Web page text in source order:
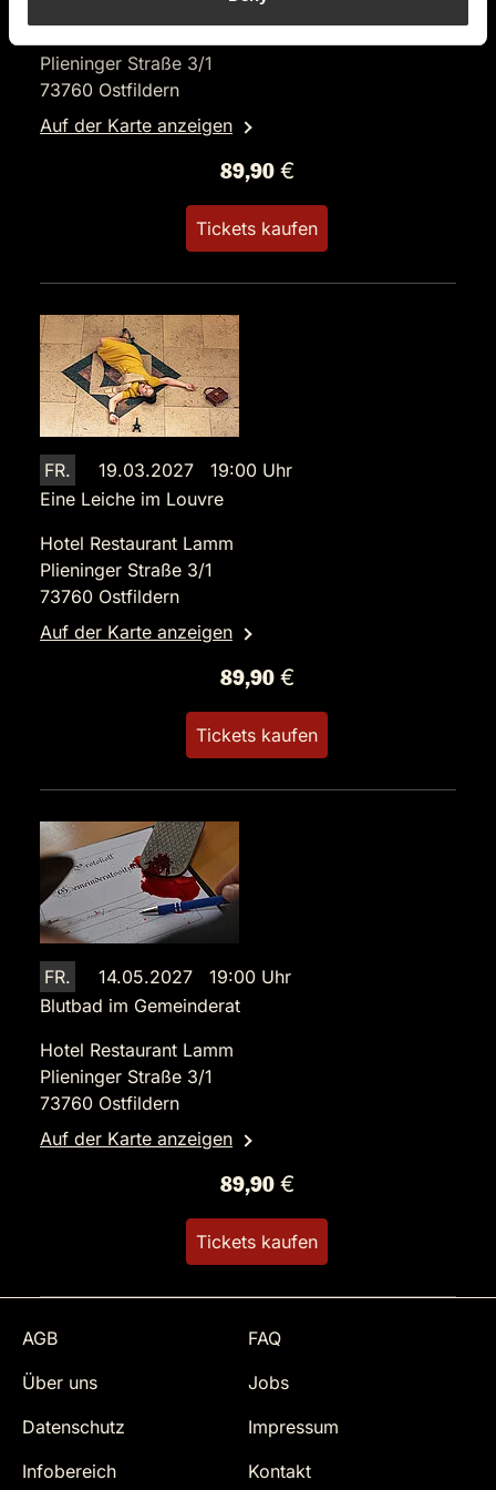
Plieninger Straße 3/1
73760 Ostfildern
Auf der Karte anzeigen
89,90 €
Tickets kaufen
FR.
19.03.2027 19:00 Uhr
Eine Leiche im Louvre
Hotel Restaurant Lamm
Plieninger Straße 3/1
73760 Ostfildern
Auf der Karte anzeigen
89,90 €
Tickets kaufen
FR.
14.05.2027 19:00 Uhr
Blutbad im Gemeinderat
Hotel Restaurant Lamm
Plieninger Straße 3/1
73760 Ostfildern
Auf der Karte anzeigen
89,90 €
Tickets kaufen
AGB
FAQ
Über uns
Jobs
Datenschutz
Impressum
Infobereich
Kontakt